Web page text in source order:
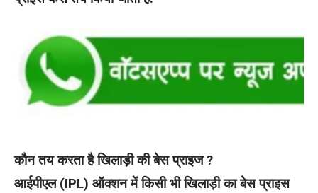
कौन तय करता है खिलाड़ी की बेस प्राइज ?
आईपीएल (IPL) ऑक्शन में किसी भी खिलाड़ी का बेस प्राइस